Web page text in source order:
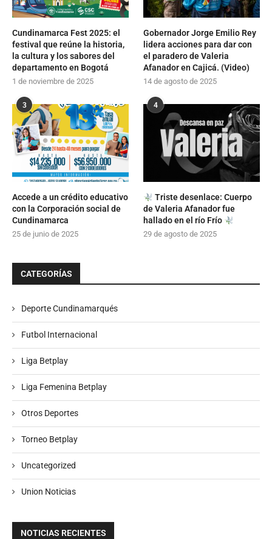
Cundinamarca Fest 2025: el
festival que reúne la historia,
la cultura y los sabores del
departamento en Bogotá
1 de noviembre de 2025
Gobernador Jorge Emilio Rey
lidera acciones para dar con
el paradero de Valeria
Afanador en Cajicá. (Video)
14 de agosto de 2025
3
Accede a un crédito educativo
con la Corporación social de
Cundinamarca
25 de junio de 2025
4
Triste desenlace: Cuerpo
de Valeria Afanador fue
hallado en el río Frío
29 de agosto de 2025
CATEGORÍAS
Deporte Cundinamarqués
Futbol Internacional
Liga Betplay
Liga Femenina Betplay
Otros Deportes
Torneo Betplay
Uncategorized
Union Noticias
NOTICIAS RECIENTES